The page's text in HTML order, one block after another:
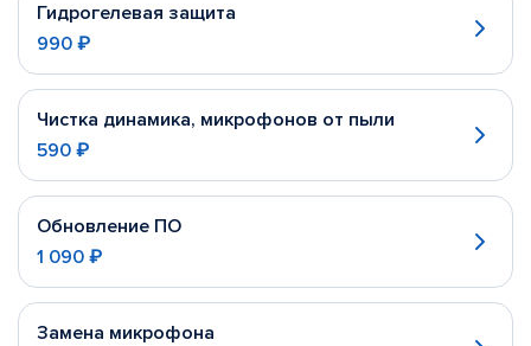
Гидрогелевая защита
990 ₽
Чистка динамика, микрофонов от пыли
590 ₽
Обновление ПО
1 090 ₽
Замена микрофона